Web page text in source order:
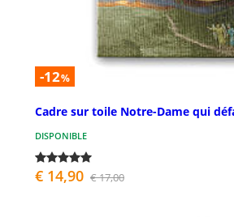
-12%
Cadre sur toile Notre-Dame qui
DISPONIBLE
€ 14,90 € 17,00